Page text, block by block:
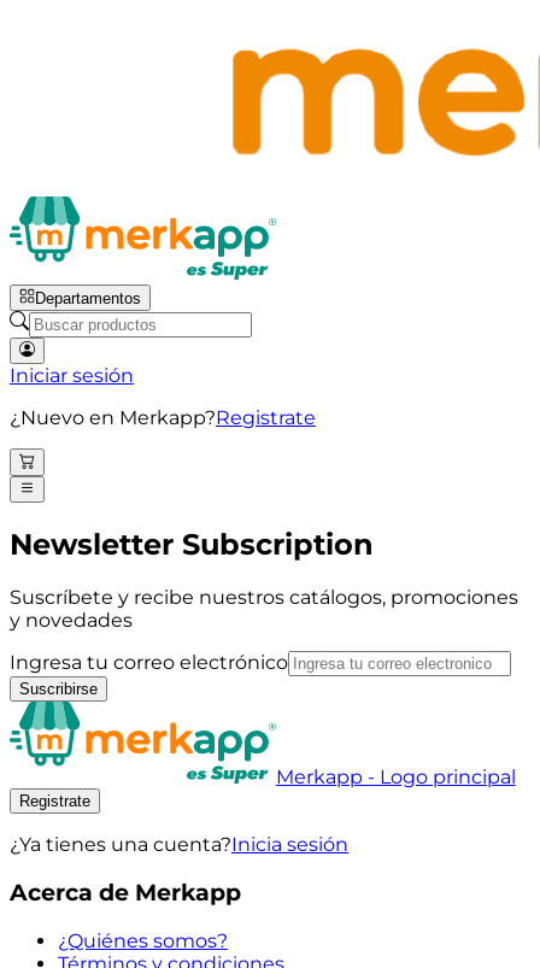
Departamentos
Iniciar sesión
¿Nuevo en Merkapp?Registrate
Newsletter Subscription
Suscríbete y recibe nuestros catálogos, promociones
y novedades
Ingresa tu correo electrónico
Suscribirse
Merkapp - Logo principal
Registrate
¿Ya tienes una cuenta?Inicia sesión
Acerca de Merkapp
¿Quiénes somos?
Términos y condiciones